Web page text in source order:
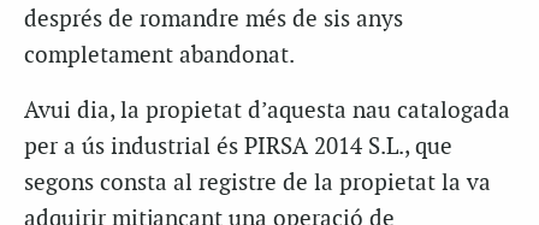
després de romandre més de sis anys
completament abandonat.
Avui dia, la propietat d’aquesta nau catalogada
per a ús industrial és PIRSA 2014 S.L., que
segons consta al registre de la propietat la va